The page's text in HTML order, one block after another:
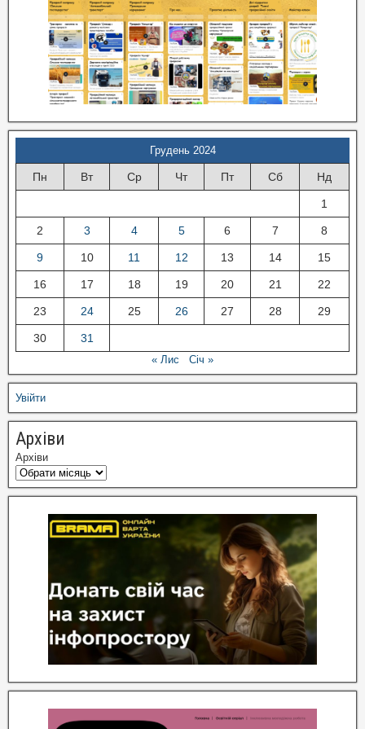
Грудень 2024
Пн Вт Ср Чт Пт Сб Нд
1
2 3 4 5 6 7 8
9 10 11 12 13 14 15
16 17 18 19 20 21 22
23 24 25 26 27 28 29
30 31
« Лис Січ »
Увійти
Архіви
Архіви